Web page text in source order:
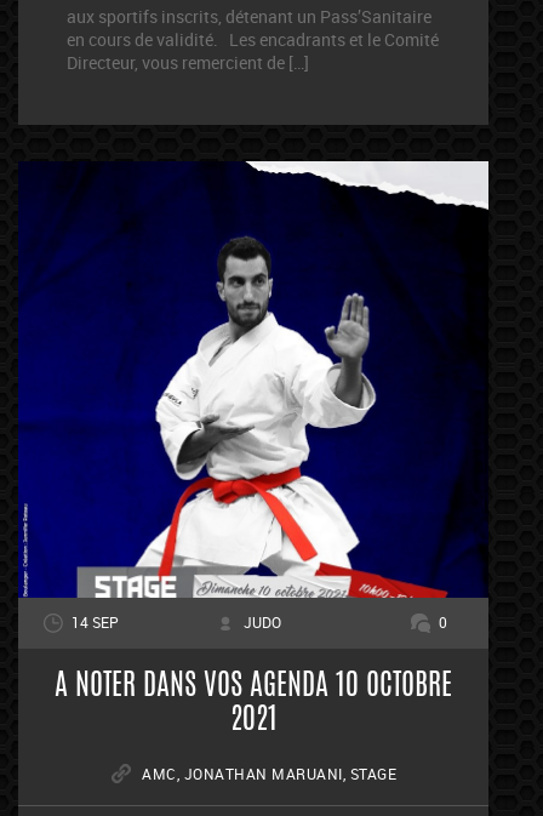
aux sportifs inscrits, détenant un Pass’Sanitaire
en cours de validité. Les encadrants et le Comité
Directeur, vous remercient de […]
14 SEP JUDO 0
A NOTER DANS VOS AGENDA 10 OCTOBRE
2021
AMC JONATHAN MARUANI STAGE